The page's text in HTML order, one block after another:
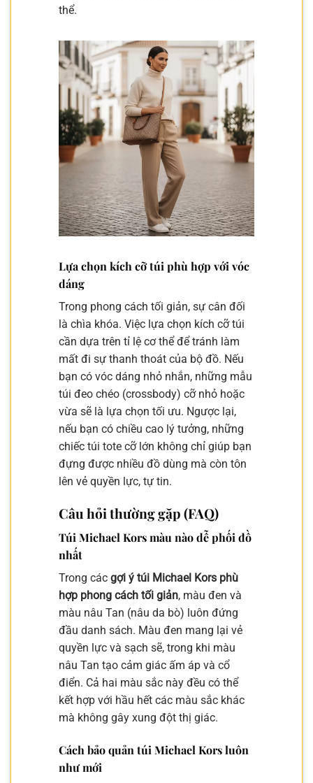
thể.
Lựa chọn kích cỡ túi phù hợp với vóc
dáng
Trong phong cách tối giản, sự cân đối
là chìa khóa. Việc lựa chọn kích cỡ túi
cần dựa trên tỉ lệ cơ thể để tránh làm
mất đi sự thanh thoát của bộ đồ. Nếu
bạn có vóc dáng nhỏ nhắn, những mẫu
túi đeo chéo (crossbody) cỡ nhỏ hoặc
vừa sẽ là lựa chọn tối ưu. Ngược lại,
nếu bạn có chiều cao lý tưởng, những
chiếc túi tote cỡ lớn không chỉ giúp bạn
đựng được nhiều đồ dùng mà còn tôn
lên vẻ quyền lực, tự tin.
Câu hỏi thường gặp (FAQ)
Túi Michael Kors màu nào dễ phối đồ
nhất
Trong các gợi ý túi Michael Kors phù
hợp phong cách tối giản, màu đen và
màu nâu Tan (nâu da bò) luôn đứng
đầu danh sách. Màu đen mang lại vẻ
quyền lực và sạch sẽ, trong khi màu
nâu Tan tạo cảm giác ấm áp và cổ
điển. Cả hai màu sắc này đều có thể
kết hợp với hầu hết các màu sắc khác
mà không gây xung đột thị giác.
Cách bảo quản túi Michael Kors luôn
như mới